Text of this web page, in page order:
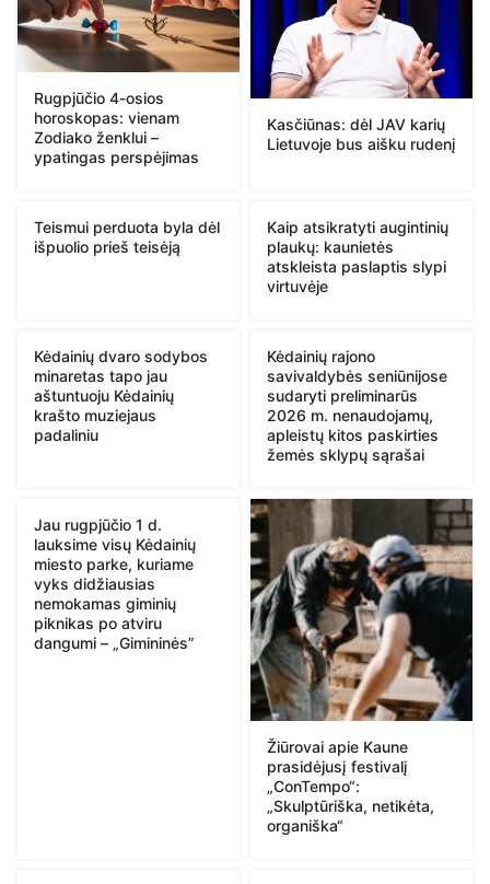
Rugpjūčio 4-osios
horoskopas: vienam
Zodiako ženklui –
ypatingas perspėjimas
Kasčiūnas: dėl JAV karių
Lietuvoje bus aišku rudenį
Teismui perduota byla dėl
išpuolio prieš teisėją
Kaip atsikratyti augintinių
plaukų: kaunietės
atskleista paslaptis slypi
virtuvėje
Kėdainių dvaro sodybos
minaretas tapo jau
aštuntuoju Kėdainių
krašto muziejaus
padaliniu
Kėdainių rajono
savivaldybės seniūnijose
sudaryti preliminarūs
2026 m. nenaudojamų,
apleistų kitos paskirties
žemės sklypų sąrašai
Jau rugpjūčio 1 d.
lauksime visų Kėdainių
miesto parke, kuriame
vyks didžiausias
nemokamas giminių
piknikas po atviru
dangumi – „Gimininės”
Žiūrovai apie Kaune
prasidėjusį festivalį
„ConTempo“:
„Skulptūriška, netikėta,
organiška“